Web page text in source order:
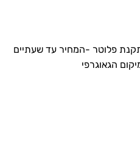
פלוטר -המחיר עד שעתיים
הגאוגרפי